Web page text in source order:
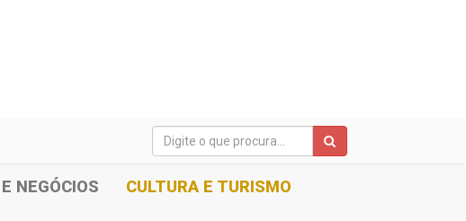
NEGÓCIOS CULTURA E TURISMO